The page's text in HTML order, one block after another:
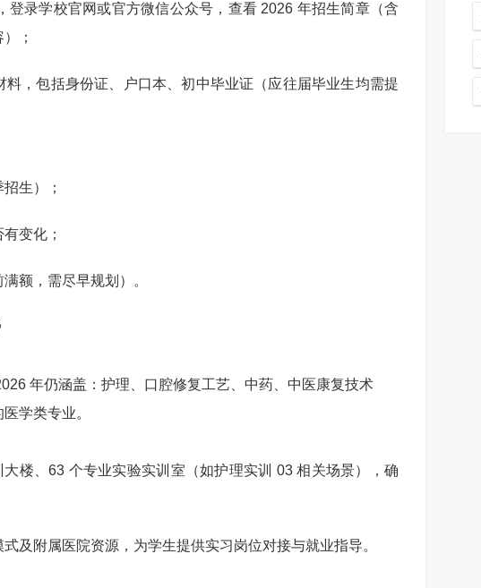
登录学校官网或官方微信公众号，查看 2026 年招生简章（含
；
，包括身份证、户口本、初中毕业证（应往届毕业生均需提
生）；
变化；
额，需尽早规划）。
年仍涵盖：护理、口腔修复工艺、中药、中医康复技术
学类专业。
楼、63 个专业实验实训室（如护理实训 03 相关场景），确
及附属医院资源，为学生提供实习岗位对接与就业指导。